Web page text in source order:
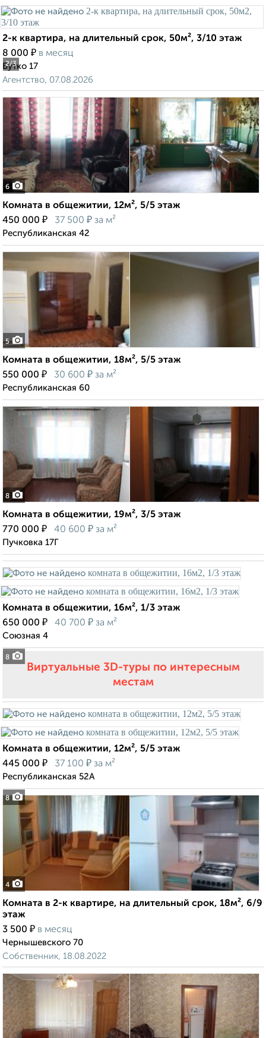
2/3
2-к квартира, на длительный срок, 50м², 3/10 этаж
8 000 ₽ в месяц
Бутко 17
Агентство, 07.08.2026
6
Комната в общежитии, 12м², 5/5 этаж
450 000 ₽ 37 500 ₽ за м²
Республиканская 42
5
Комната в общежитии, 18м², 5/5 этаж
550 000 ₽ 30 600 ₽ за м²
Республиканская 60
8
Комната в общежитии, 19м², 3/5 этаж
770 000 ₽ 40 600 ₽ за м²
Пучковка 17Г
8
Комната в общежитии, 16м², 1/3 этаж
650 000 ₽ 40 700 ₽ за м²
Союзная 4
Виртуальные 3D-туры по интересным
местам
8
Комната в общежитии, 12м², 5/5 этаж
445 000 ₽ 37 100 ₽ за м²
Республиканская 52А
4
Комната в 2-к квартире, на длительный срок, 18м², 6/9
этаж
3 500 ₽ в месяц
Чернышевского 70
Собственник, 18.08.2022